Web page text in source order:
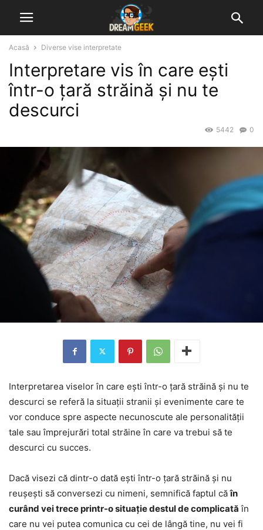
Acasă Diverse vise interpretate
Interpretare vis în care ești
într-o țară străină și nu te
descurci
0
5442
Interpretarea viselor în care ești într-o țară străină și nu te
descurci se referă la situații stranii și evenimente care te
vor conduce spre aspecte necunoscute ale personalității
tale sau împrejurări total străine în care va trebui să te
descurci cu succes.
Dacă visezi că dintr-o dată ești într-o țară străină și nu
reușești să conversezi cu nimeni, semnifică faptul căîn
curând vei trece printr-o situație destul de complicată în
care nu vei putea comunica cu cei de lângă tine, nu vei fi